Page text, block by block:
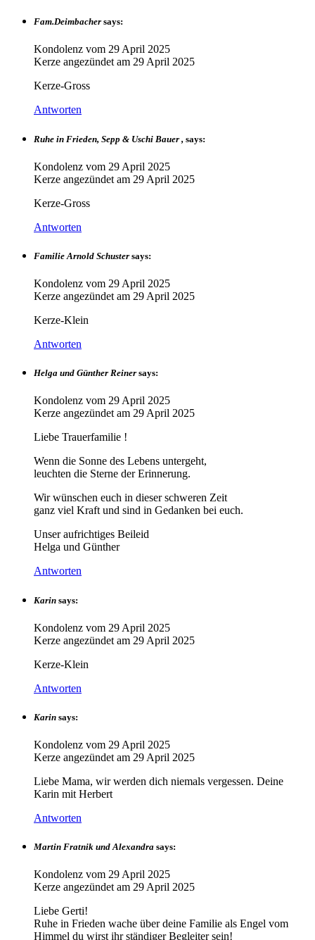
Fam.Deimbacher says:
Kondolenz vom 29 April 2025
Kerze angezündet am 29 April 2025
Kerze-Gross
Antworten
Ruhe in Frieden, Sepp & Uschi Bauer , says:
Kondolenz vom 29 April 2025
Kerze angezündet am 29 April 2025
Kerze-Gross
Antworten
Familie Arnold Schuster says:
Kondolenz vom 29 April 2025
Kerze angezündet am 29 April 2025
Kerze-Klein
Antworten
Helga und Günther Reiner says:
Kondolenz vom 29 April 2025
Kerze angezündet am 29 April 2025
Liebe Trauerfamilie !
Wenn die Sonne des Lebens untergeht,
leuchten die Sterne der Erinnerung.
Wir wünschen euch in dieser schweren Zeit
ganz viel Kraft und sind in Gedanken bei euch.
Unser aufrichtiges Beileid
Helga und Günther
Antworten
Karin says:
Kondolenz vom 29 April 2025
Kerze angezündet am 29 April 2025
Kerze-Klein
Antworten
Karin says:
Kondolenz vom 29 April 2025
Kerze angezündet am 29 April 2025
Liebe Mama, wir werden dich niemals vergessen. Deine
Karin mit Herbert
Antworten
Martin Fratnik und Alexandra says:
Kondolenz vom 29 April 2025
Kerze angezündet am 29 April 2025
Liebe Gerti!
Ruhe in Frieden wache über deine Familie als Engel vom
Himmel du wirst ihr ständiger Begleiter sein!